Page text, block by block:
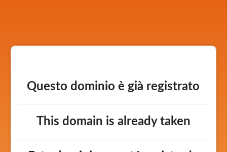
Questo dominio è già registrato
This domain is already taken